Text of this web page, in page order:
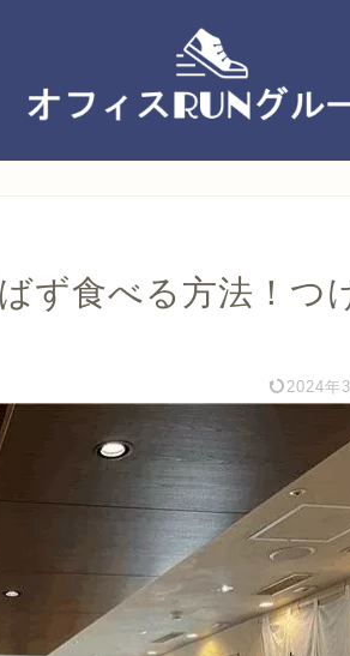
ず食べる方法！つ
2024年3